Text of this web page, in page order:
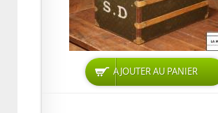
AJOUTER AU PANIER